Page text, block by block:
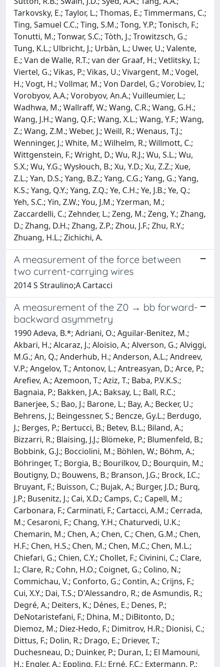
Tarkovsky, E.; Taylor, L.; Thomas, E.; Timmermans, C.;
Ting, Samuel C.C.; Ting, S.M.; Tong, Y.P.; Tonisch, F.;
Tonutti, M.; Tonwar, S.C.; Tòth, J.; Trowitzsch, G.;
Tung, K.L.; Ulbricht, J.; Urbàn, L.; Uwer, U.; Valente,
E.; Van de Walle, R.T.; van der Graaf, H.; Vetlitsky, I.;
Viertel, G.; Vikas, P.; Vikas, U.; Vivargent, M.; Vogel,
H.; Vogt, H.; Vollmar, M.; Von Dardel, G.; Vorobiev, I.;
Vorobyov, A.A.; Vorobyov, An.A.; Vuilleumier, L.;
Wadhwa, M.; Wallraff, W.; Wang, C.R.; Wang, G.H.;
Wang, J.H.; Wang, Q.F.; Wang, X.L.; Wang, Y.F.; Wang,
Z.; Wang, Z.M.; Weber, J.; Weill, R.; Wenaus, T.J.;
Wenninger, J.; White, M.; Wilhelm, R.; Willmott, C.;
Wittgenstein, F.; Wright, D.; Wu, R.J.; Wu, S.L.; Wu,
S.X.; Wu, Y.G.; Wysłouch, B.; Xu, Y.D.; Xu, Z.Z.; Xue,
Z.L.; Yan, D.S.; Yang, B.Z.; Yang, C.G.; Yang, G.; Yang,
K.S.; Yang, Q.Y.; Yang, Z.Q.; Ye, C.H.; Ye, J.B.; Ye, Q.;
Yeh, S.C.; Yin, Z.W.; You, J.M.; Yzerman, M.;
Zaccardelli, C.; Zehnder, L.; Zeng, M.; Zeng, Y.; Zhang,
D.; Zhang, D.H.; Zhang, Z.P.; Zhou, J.F.; Zhu, R.Y.;
Zhuang, H.L.; Zichichi, A.
A measurement of the force between
two current-carrying wires
2014 S Straulino;A Cartacci
A measurement of the Z0 → bb forward-
backward asymmetry
1990 Adeva, B.*; Adriani, O.; Aguilar-Benitez, M.;
Akbari, H.; Alcaraz, J.; Aloisio, A.; Alverson, G.; Alviggi,
M.G.; An, Q.; Anderhub, H.; Anderson, A.L.; Andreev,
V.P.; Angelov, T.; Antonov, L.; Antreasyan, D.; Arce, P.;
Arefiev, A.; Azemoon, T.; Aziz, T.; Baba, P.V.K.S.;
Bagnaia, P.; Bakken, J.A.; Baksay, L.; Ball, R.C.;
Banerjee, S.; Bao, J.; Barone, L.; Bay, A.; Becker, U.;
Behrens, J.; Beingessner, S.; Bencze, Gy.L.; Berdugo,
J.; Berges, P.; Bertucci, B.; Betev, B.L.; Biland, A.;
Bizzarri, R.; Blaising, J.J.; Blömeke, P.; Blumenfeld, B.;
Bobbink, G.J.; Bocciolini, M.; Böhlen, W.; Böhm, A.;
Böhringer, T.; Borgia, B.; Bourilkov, D.; Bourquin, M.;
Boutigny, D.; Bouwens, B.; Branson, J.G.; Brock, I.C.;
Bruyant, F.; Buisson, C.; Bujak, A.; Burger, J.D.; Burq,
J.P.; Busenitz, J.; Cai, X.D.; Camps, C.; Capell, M.;
Carbonara, F.; Carminati, F.; Cartacci, A.M.; Cerrada,
M.; Cesaroni, F.; Chang, Y.H.; Chaturvedi, U.K.;
Chemarin, M.; Chen, A.; Chen, C.; Chen, G.M.; Chen,
H.F.; Chen, H.S.; Chen, M.; Chen, M.C.; Chen, M.L.;
Chiefari, G.; Chien, C.Y.; Chollet, F.; Civinini, C.; Clare,
I.; Clare, R.; Cohn, H.O.; Coignet, G.; Colino, N.;
Commichau, V.; Conforto, G.; Contin, A.; Crijns, F.;
Cui, X.Y.; Dai, T.S.; D'Alessandro, R.; de Asmundis, R.;
Degré, A.; Deiters, K.; Dénes, E.; Denes, P.;
DeNotaristefani, F.; Dhina, M.; DiBitonto, D.;
Diemoz, M.; Diez-Hedo, F.; Dimitrov, H.R.; Dionisi, C.;
Dittus, F.; Dolin, R.; Drago, E.; Driever, T.;
Duchesneau, D.; Duinker, P.; Duran, I.; El Mamouni,
H.; Engler, A.; Eppling, F.J.; Erné, F.C.; Extermann, P.;